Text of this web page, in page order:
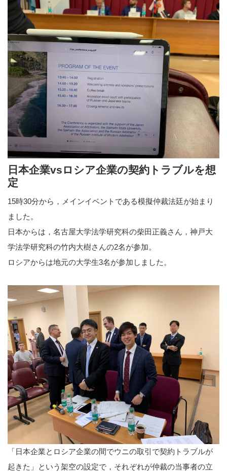
日本企業vsロシア企業の契約トラブルを想
定
15時30分から，メインイベントである模擬仲裁法廷が始まり
ました。
日本からは，名古屋大学法学研究科の柴田正義さん，神戸大
学法学研究科の竹内大樹さんの2名が参加。
ロシアからは地元の大学生3名が参加しました。
「日本企業とロシア企業の間でウニの取引で契約トラブルが
起きた」という架空の設定で，それぞれが仲裁の当事者の立